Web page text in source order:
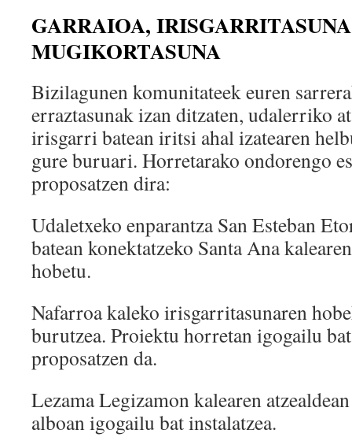
GARRAIOA,
MUGIKORTASUNA
Bizilagunen komunitateek euren
erraztasunak izan ditzaten, udalerriko
irisgarri batean iritsi ahal izatearen
gure buruari. Horretarako ondorengo
proposatzen dira:
Udaletxeko enparantza San Esteban
batean konektatzeko Santa Ana
hobetu.
Nafarroa kaleko irisgarritasunaren
burutzea. Proiektu horretan igogailu
proposatzen da.
Lezama Legizamon kalearen
alboan igogailu bat instalatzea.